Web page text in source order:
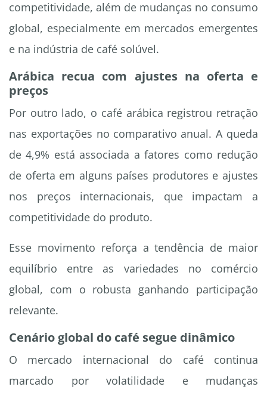
competitividade, além de mudanças no consumo
global, especialmente em mercados emergentes
e na indústria de café solúvel.
Arábica recua com ajustes na oferta e
preços
Por outro lado, o café arábica registrou retração
nas exportações no comparativo anual. A queda
de 4,9% está associada a fatores como redução
de oferta em alguns países produtores e ajustes
nos preços internacionais, que impactam a
competitividade do produto.
Esse movimento reforça a tendência de maior
equilíbrio entre as variedades no comércio
global, com o robusta ganhando participação
relevante.
Cenário global do café segue dinâmico
O mercado internacional do café continua
marcado por volatilidade e mudanças